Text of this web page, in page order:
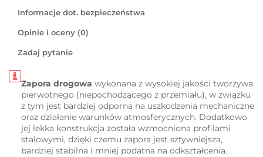
Informacje dot. bezpieczeństwa
Opinie i oceny (0)
Zadaj pytanie
Zapora drogowa wykonana z wysokiej jakości tworzywa
pierwotnego (niepochodzącego z przemiału), w związku
z tym jest bardziej odporna na uszkodzenia mechaniczne
oraz działanie warunków atmosferycznych. Dodatkowo
jej lekka konstrukcja została wzmocniona profilami
stalowymi, dzięki czemu zapora jest sztywniejsza,
bardziej stabilna i mniej podatna na odkształcenia.